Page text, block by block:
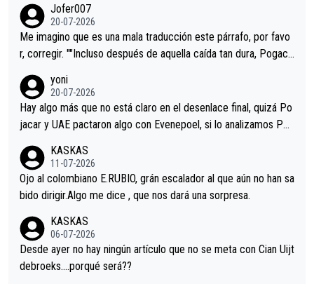
Minguez, Velez etc etc.Me da pena vivir estos momentos tan
tristes sin victorias.
Jofer007
20-07-2026
Me imagino que es una mala traducción este párrafo, por favo
r, corregir. ""Incluso después de aquella caída tan dura, Pogaca
permaneció pegado a su rueda. Parecía increíble la forma en l
a que era capaz de controlar el miedo", recordó."
yoni
20-07-2026
Hay algo más que no está claro en el desenlace final, quizá Po
jacar y UAE pactaron algo con Evenepoel, si lo analizamos Poj
i sin pedalear, luego está el saludo con Evenepoel dándose la
mano de una manera muy fraternal, más allá de los típicos toqu
es en el hombro con que saludaba a Vingegard. Ahí hubo una in
eta, a ver si por querer poner a Del Toro con calzador en posi
ción de podio UAE y Pojacar se van complicar el tour.
KASKAS
11-07-2026
Ojo al colombiano E.RUBIO, grán escalador al que aún no han sa
bido dirigir.Algo me dice , que nos dará una sorpresa.
KASKAS
06-07-2026
Desde ayer no hay ningún artículo que no se meta con Cian Uijt
debroeks….porqué será??